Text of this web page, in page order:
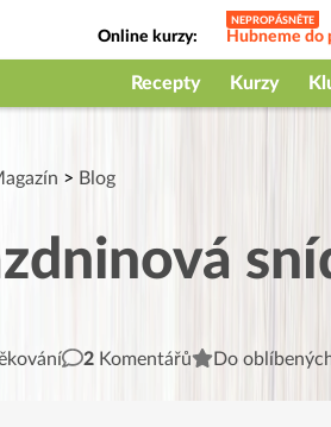
Online kurzy: Hubneme do
Jak na babičky
Recepty Kurzy
> Blog
2 Komentářů Do